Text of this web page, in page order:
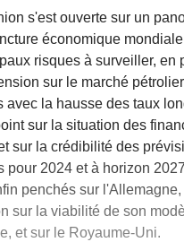
s'est ouverte sur un
économique
risques à surveiller, en
sur le marché
avec la hausse des taux
sur la situation des
sur la crédibilité des
pour 2024 et à horizon
penchés sur
sur la viabilité de son
et sur le Royaume-Uni.